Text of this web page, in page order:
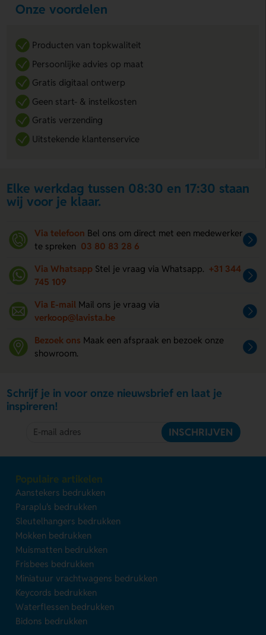
Onze voordelen
Producten van topkwaliteit
Persoonlijke advies op maat
Gratis digitaal ontwerp
Geen start- & instelkosten
Gratis verzending
Uitstekende klantenservice
Elke werkdag tussen 08:30 en 17:30 staan
wij voor je klaar.
Via telefoon Bel ons om direct met een medewerker
te spreken 03 80 83 28 6
Via Whatsapp Stel je vraag via Whatsapp. +31 344
745 109
Via E-mail Mail ons je vraag via
verkoop@lavista.be
Bezoek ons Maak een afspraak en bezoek onze
showroom.
Schrijf je in voor onze nieuwsbrief en laat je
inspireren!
INSCHRIJVEN
Populaire artikelen
Aanstekers bedrukken
Paraplu's bedrukken
Sleutelhangers bedrukken
Mokken bedrukken
Muismatten bedrukken
Frisbees bedrukken
Miniatuur vrachtwagens bedrukken
Keycords bedrukken
Waterflessen bedrukken
Bidons bedrukken